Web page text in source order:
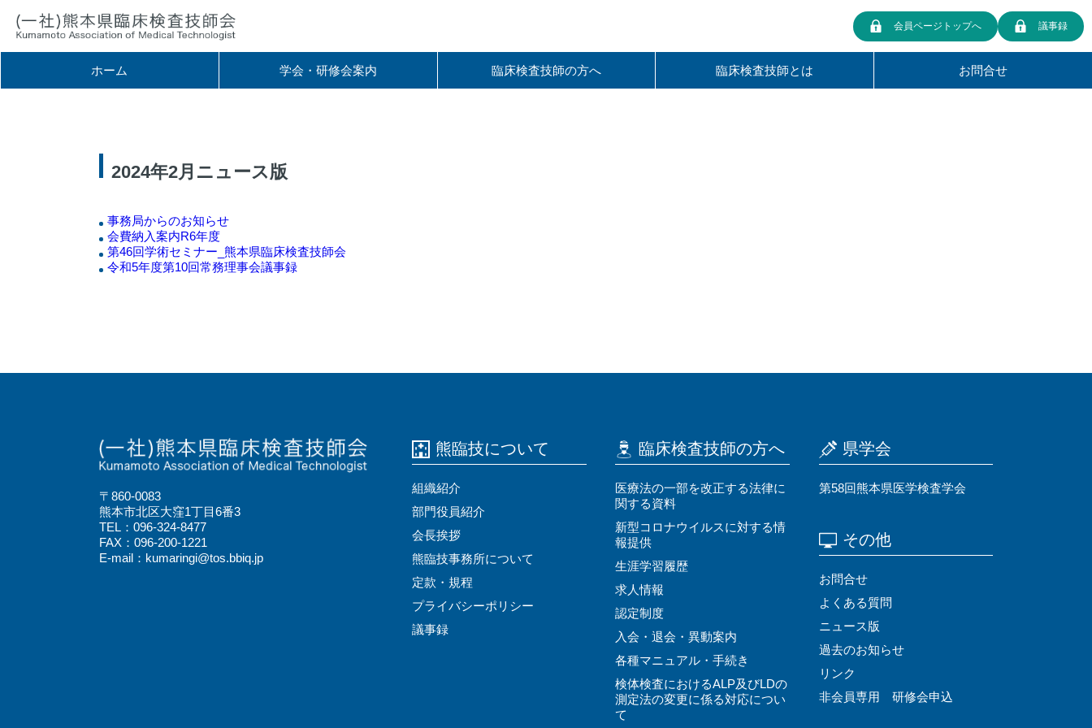
会員ページトップへ 議事録
ホーム 学会・研修会案内 臨床検査技師の⽅へ 臨床検査技師とは お問合せ
2024年2月ニュース版
事務局からのお知らせ
会費納入案内R6年度
第46回学術セミナー_熊本県臨床検査技師会
令和5年度第10回常務理事会議事録
〒860-0083
熊本市北区大窪1丁目6番3
TEL：096-324-8477
FAX：096-200-1221
E-mail：kumaringi@tos.bbiq.jp
熊臨技について
組織紹介
部門役員紹介
会⻑挨拶
熊臨技事務所について
定款・規程
プライバシーポリシー
議事録
臨床検査技師の⽅へ
医療法の⼀部を改正する法律に
関する資料
新型コロナウイルスに対する情
報提供
⽣涯学習履歴
求⼈情報
認定制度
⼊会・退会・異動案内
各種マニュアル・⼿続き
検体検査におけるALP及びLDの
測定法の変更に係る対応につい
て
県学会
第58回熊本県医学検査学会
その他
お問合せ
よくある質問
ニュース版
過去のお知らせ
リンク
非会員専用 研修会申込